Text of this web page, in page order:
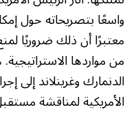
واسعًا بتصريحاته حول
معتبرًا أن ذلك ضروريًا
من مواردها
الدنمارك وغرينلاند إلى
الأمريكية لمناقشة